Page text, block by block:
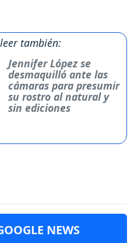
también:
Jennifer López se
desmaquilló ante las
cámaras para presumir
su rostro al natural y
sin ediciones
NEWS